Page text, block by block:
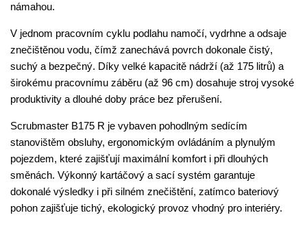
námahou.
V jednom pracovním cyklu podlahu namočí, vydrhne a odsaje
znečištěnou vodu, čímž zanechává povrch dokonale čistý,
suchý a bezpečný. Díky velké kapacitě nádrží (až 175 litrů) a
širokému pracovnímu záběru (až 96 cm) dosahuje stroj vysoké
produktivity a dlouhé doby práce bez přerušení.
Scrubmaster B175 R je vybaven pohodlným sedícím
stanovištěm obsluhy, ergonomickým ovládáním a plynulým
pojezdem, které zajišťují maximální komfort i při dlouhých
směnách. Výkonný kartáčový a sací systém garantuje
dokonalé výsledky i při silném znečištění, zatímco bateriový
pohon zajišťuje tichý, ekologický provoz vhodný pro interiéry.